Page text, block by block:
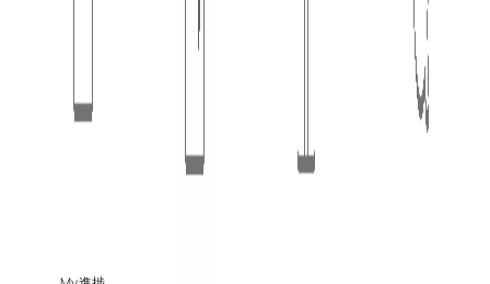
平日・土日祝 / 9:00～19:00
住宅AIコンシェルジュ｜新しい家づくり